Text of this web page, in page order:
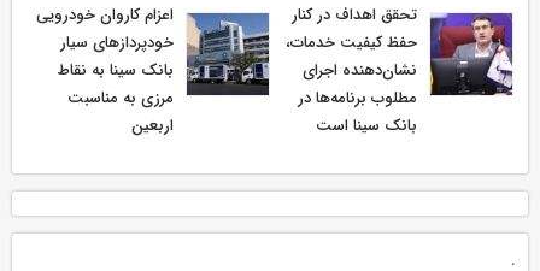
تحقق اهداف در کنار
حفظ کیفیت خدمات،
نشان‌دهنده اجرای
مطلوب برنامه‌ها در
بانک سینا است
اعزام کاروان خودرویی
خودپردازهای سیار
بانک سینا به نقاط
مرزی به مناسبت
اربعین
.